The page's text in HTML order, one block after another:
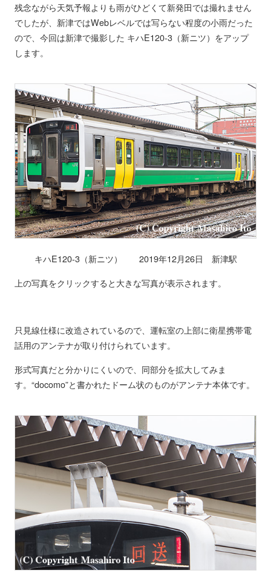
残念ながら天気予報よりも雨がひどくて新発田では撮れません
でしたが、新津ではWebレベルでは写らない程度の小雨だった
ので、今回は新津で撮影した キハE120-3（新ニツ）をアップ
します。
キハE120-3（新ニツ） 2019年12月26日 新津駅
上の写真をクリックすると大きな写真が表示されます。
只見線仕様に改造されているので、運転室の上部に衛星携帯電
話用のアンテナが取り付けられています。
形式写真だと分かりにくいので、同部分を拡大してみま
す。“docomo”と書かれたドーム状のものがアンテナ本体です。